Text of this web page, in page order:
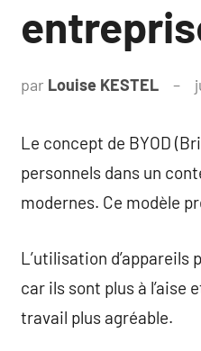
par Louise KESTEL
Le concept de BYOD
personnels dans un
modernes. Ce modèle
L’utilisation
car ils sont plus à
travail plus agréable.